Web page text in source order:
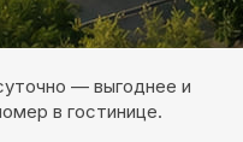
— выгоднее и
в гостинице.